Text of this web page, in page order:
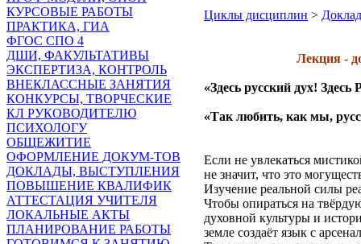
КУРСОВЫЕ РАБОТЫ
ПРАКТИКА, ГИА
ФГОС СПО 4
ДШИ, ФАКУЛЬТАТИВЫ
ЭКСПЕРТИЗА, КОНТРОЛЬ
ВНЕКЛАССНЫЕ ЗАНЯТИЯ
КОНКУРСЫ, ТВОРЧЕСКИЕ
КЛ РУКОВОДИТЕЛЮ
ПСИХОЛОГУ
ОБЩЕЖИТИЕ
ОФОРМЛЕНИЕ ДОКУМ-ТОВ
ДОКЛАДЫ, ВЫСТУПЛЕНИЯ
ПОВЫШЕНИЕ КВАЛИФИК
АТТЕСТАЦИЯ УЧИТЕЛЯ
ЛОКАЛЬНЫЕ АКТЫ
ПЛАНИРОВАНИЕ РАБОТЫ
Циклы дисциплин >
Лекция -
«Здесь русский дух!
«Так любить, как мы,
Если не увлекаться
не значит, что это
Изучение реальной силы
Чтобы опираться на
духовной культуры и
земле создаёт язык с